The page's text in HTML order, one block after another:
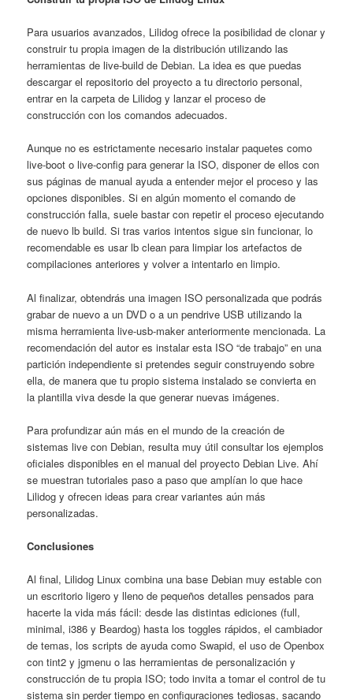
Para usuarios avanzados, Lilidog ofrece la posibilidad de clonar y
construir tu propia imagen de la distribución utilizando las
herramientas de live-build de Debian. La idea es que puedas
descargar el repositorio del proyecto a tu directorio personal,
entrar en la carpeta de Lilidog y lanzar el proceso de
construcción con los comandos adecuados.
Aunque no es estrictamente necesario instalar paquetes como
live-boot o live-config para generar la ISO, disponer de ellos con
sus páginas de manual ayuda a entender mejor el proceso y las
opciones disponibles. Si en algún momento el comando de
construcción falla, suele bastar con repetir el proceso ejecutando
de nuevo lb build. Si tras varios intentos sigue sin funcionar, lo
recomendable es usar lb clean para limpiar los artefactos de
compilaciones anteriores y volver a intentarlo en limpio.
Al finalizar, obtendrás una imagen ISO personalizada que podrás
grabar de nuevo a un DVD o a un pendrive USB utilizando la
misma herramienta live-usb-maker anteriormente mencionada. La
recomendación del autor es instalar esta ISO “de trabajo” en una
partición independiente si pretendes seguir construyendo sobre
ella, de manera que tu propio sistema instalado se convierta en
la plantilla viva desde la que generar nuevas imágenes.
Para profundizar aún más en el mundo de la creación de
sistemas live con Debian, resulta muy útil consultar los ejemplos
oficiales disponibles en el manual del proyecto Debian Live. Ahí
se muestran tutoriales paso a paso que amplían lo que hace
Lilidog y ofrecen ideas para crear variantes aún más
personalizadas.
Conclusiones
Al final, Lilidog Linux combina una base Debian muy estable con
un escritorio ligero y lleno de pequeños detalles pensados para
hacerte la vida más fácil: desde las distintas ediciones (full,
minimal, i386 y Beardog) hasta los toggles rápidos, el cambiador
de temas, los scripts de ayuda como Swapid, el uso de Openbox
con tint2 y jgmenu o las herramientas de personalización y
construcción de tu propia ISO; todo invita a tomar el control de tu
sistema sin perder tiempo en configuraciones tediosas, sacando